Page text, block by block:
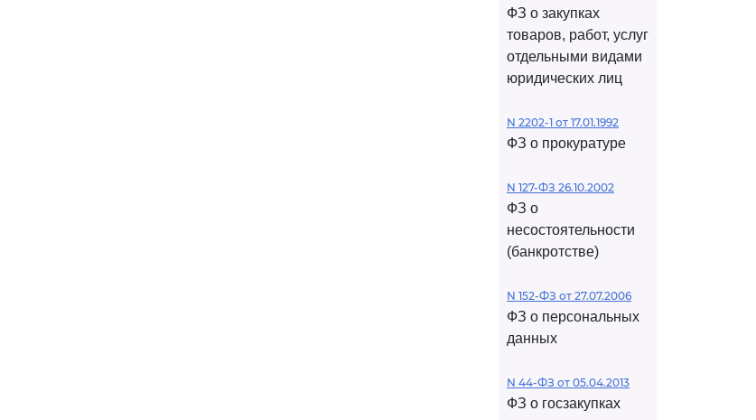
ФЗ о закупках
товаров, работ, услуг
отдельными видами
юридических лиц
N 2202-1 от 17.01.1992
ФЗ о прокуратуре
N 127-ФЗ 26.10.2002
ФЗ о
несостоятельности
(банкротстве)
N 152-ФЗ от 27.07.2006
ФЗ о персональных
данных
N 44-ФЗ от 05.04.2013
ФЗ о госзакупках